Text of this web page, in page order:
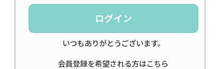
ログイン
いつもありがとうございます。
会員登録を希望される方はこちら